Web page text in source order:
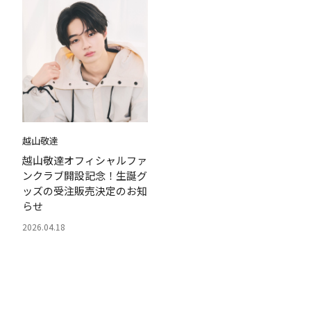
越山敬達
越山敬達オフィシャルファ
ンクラブ開設記念！生誕グ
ッズの受注販売決定のお知
らせ
2026.04.18